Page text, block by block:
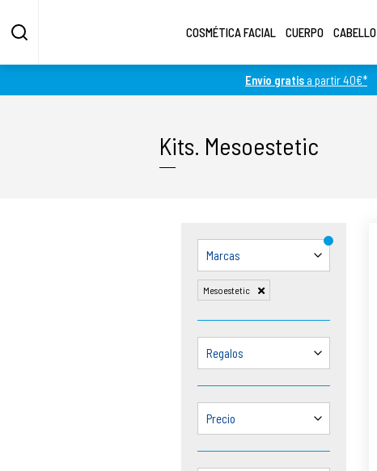
Envío gratis a partir 40€*
COSMÉTICA FACIAL CUERPO CABELLO
Kits. Mesoestetic
Marcas
Mesoestetic
Regalos
Precio